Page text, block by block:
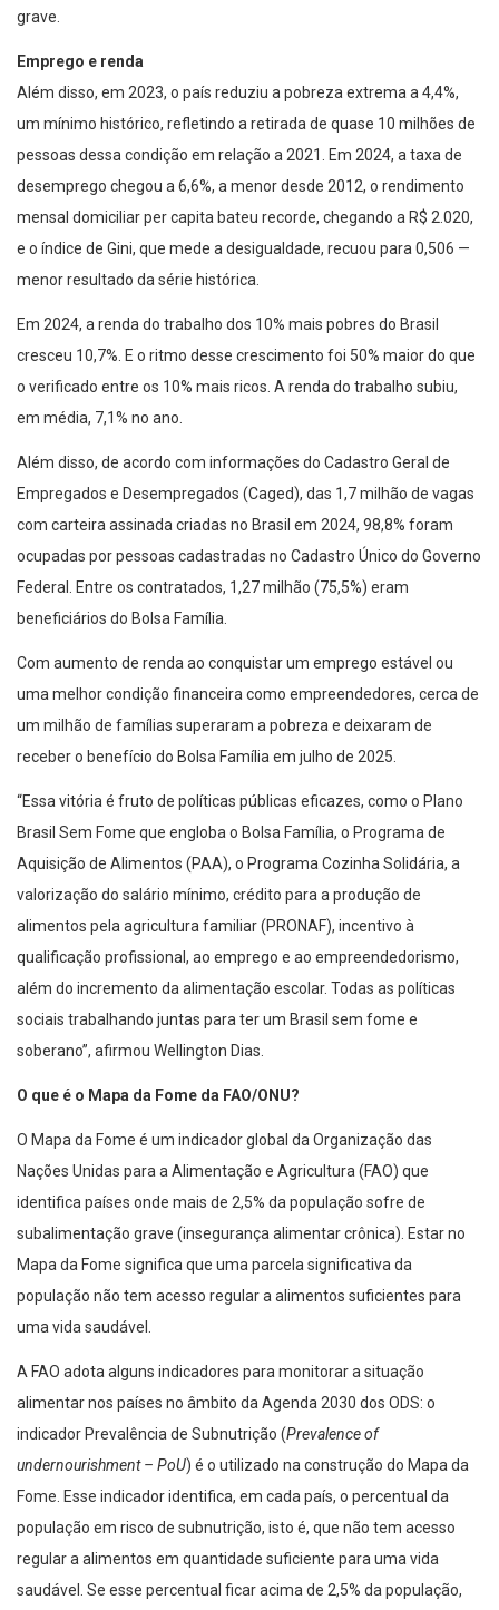
grave.
Emprego e renda
Além disso, em 2023, o país reduziu a pobreza extrema a 4,4%,
um mínimo histórico, refletindo a retirada de quase 10 milhões de
pessoas dessa condição em relação a 2021. Em 2024, a taxa de
desemprego chegou a 6,6%, a menor desde 2012, o rendimento
mensal domiciliar per capita bateu recorde, chegando a R$ 2.020,
e o índice de Gini, que mede a desigualdade, recuou para 0,506 —
menor resultado da série histórica.
Em 2024, a renda do trabalho dos 10% mais pobres do Brasil
cresceu 10,7%. E o ritmo desse crescimento foi 50% maior do que
o verificado entre os 10% mais ricos. A renda do trabalho subiu,
em média, 7,1% no ano.
Além disso, de acordo com informações do Cadastro Geral de
Empregados e Desempregados (Caged), das 1,7 milhão de vagas
com carteira assinada criadas no Brasil em 2024, 98,8% foram
ocupadas por pessoas cadastradas no Cadastro Único do Governo
Federal. Entre os contratados, 1,27 milhão (75,5%) eram
beneficiários do Bolsa Família.
Com aumento de renda ao conquistar um emprego estável ou
uma melhor condição financeira como empreendedores, cerca de
um milhão de famílias superaram a pobreza e deixaram de
receber o benefício do Bolsa Família em julho de 2025.
“Essa vitória é fruto de políticas públicas eficazes, como o Plano
Brasil Sem Fome que engloba o Bolsa Família, o Programa de
Aquisição de Alimentos (PAA), o Programa Cozinha Solidária, a
valorização do salário mínimo, crédito para a produção de
alimentos pela agricultura familiar (PRONAF), incentivo à
qualificação profissional, ao emprego e ao empreendedorismo,
além do incremento da alimentação escolar. Todas as políticas
sociais trabalhando juntas para ter um Brasil sem fome e
soberano”, afirmou Wellington Dias.
O que é o Mapa da Fome da FAO/ONU?
O Mapa da Fome é um indicador global da Organização das
Nações Unidas para a Alimentação e Agricultura (FAO) que
identifica países onde mais de 2,5% da população sofre de
subalimentação grave (insegurança alimentar crônica). Estar no
Mapa da Fome significa que uma parcela significativa da
população não tem acesso regular a alimentos suficientes para
uma vida saudável.
A FAO adota alguns indicadores para monitorar a situação
alimentar nos países no âmbito da Agenda 2030 dos ODS: o
indicador Prevalência de Subnutrição (Prevalence of
undernourishment – PoU) é o utilizado na construção do Mapa da
Fome. Esse indicador identifica, em cada país, o percentual da
população em risco de subnutrição, isto é, que não tem acesso
regular a alimentos em quantidade suficiente para uma vida
saudável. Se esse percentual ficar acima de 2,5% da população,